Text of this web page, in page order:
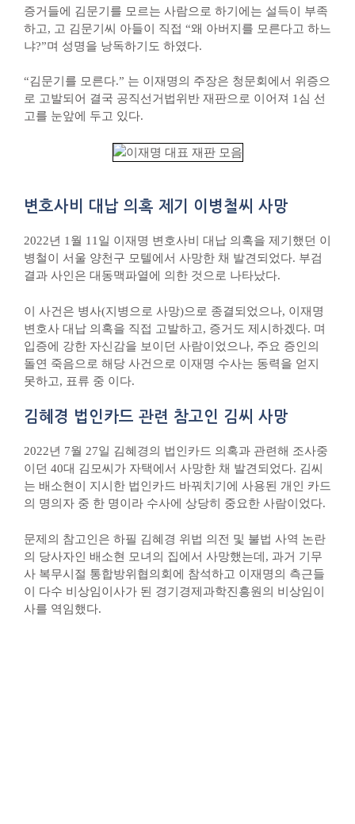
증거들에 김문기를 모르는 사람으로 하기에는 설득이 부족
하고, 고 김문기씨 아들이 직접 “왜 아버지를 모른다고 하느
냐?”며 성명을 낭독하기도 하였다.
“김문기를 모른다.” 는 이재명의 주장은 청문회에서 위증으
로 고발되어 결국 공직선거법위반 재판으로 이어져 1심 선
고를 눈앞에 두고 있다.
변호사비 대납 의혹 제기 이병철씨 사망
2022년 1월 11일 이재명 변호사비 대납 의혹을 제기했던 이
병철이 서울 양천구 모텔에서 사망한 채 발견되었다. 부검
결과 사인은 대동맥파열에 의한 것으로 나타났다.
이 사건은 병사(지병으로 사망)으로 종결되었으나, 이재명
변호사 대납 의혹을 직접 고발하고, 증거도 제시하겠다. 며
입증에 강한 자신감을 보이던 사람이었으나, 주요 증인의
돌연 죽음으로 해당 사건으로 이재명 수사는 동력을 얻지
못하고, 표류 중 이다.
김혜경 법인카드 관련 참고인 김씨 사망
2022년 7월 27일 김혜경의 법인카드 의혹과 관련해 조사중
이던 40대 김모씨가 자택에서 사망한 채 발견되었다. 김씨
는 배소현이 지시한 법인카드 바꿔치기에 사용된 개인 카드
의 명의자 중 한 명이라 수사에 상당히 중요한 사람이었다.
문제의 참고인은 하필 김혜경 위법 의전 및 불법 사역 논란
의 당사자인 배소현 모녀의 집에서 사망했는데, 과거 기무
사 복무시절 통합방위협의회에 참석하고 이재명의 측근들
이 다수 비상임이사가 된 경기경제과학진흥원의 비상임이
사를 역임했다.